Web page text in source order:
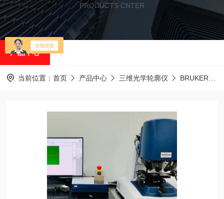
PRODUCTS CNTER
产品中心
当前位置： 首页 产品中心 三维光学轮廓仪 BRUKER白光干涉光学轮廓仪